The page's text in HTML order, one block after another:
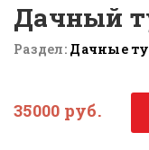
Дачный
Раздел: Дачные
35000 руб.